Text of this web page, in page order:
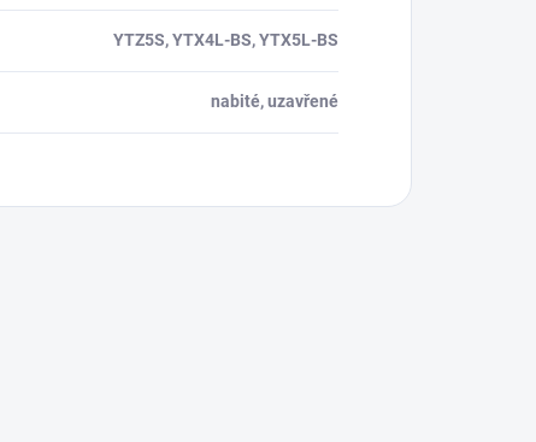
YTZ5S, YTX4L-BS, YTX5L-BS
nabité, uzavřené